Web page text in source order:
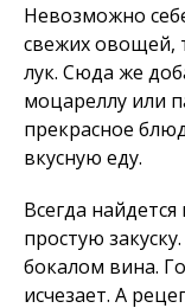
Невозможно
свежих овощей,
лук. Сюда же
моцареллу или
прекрасное
вкусную еду.
Всегда
простую
бокалом вина.
исчезает. А